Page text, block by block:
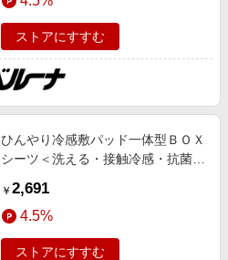
やりアイテム,接触冷感 SNS,インテ
リア,お薦め商品,ロングセラー,新色
追加,動画あり
ストアにすすむ
ひんやり冷感敷パッド一体型ＢＯＸ
シーツ＜洗える・接触冷感・抗菌防
ツ・寝苦しさ対策＞ グレー シング
ル インテリア iellio 春号 ひんやり
アイテム,接触冷感 SNS,インテリ
ア,お薦め商品,ロングセラー,新色追
￥ 2,691
4.5%
ストアにすすむ